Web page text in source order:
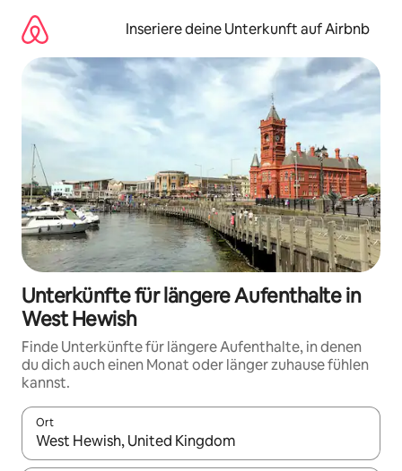
Inhalten
springen
Inseriere deine Unterkunft auf Airbnb
Unterkünfte für längere Aufenthalte in
West Hewish
Finde Unterkünfte für längere Aufenthalte, in denen
du dich auch einen Monat oder länger zuhause fühlen
kannst.
Ort
Wenn Ergebnisse verfügbar sind, navigiere mit den